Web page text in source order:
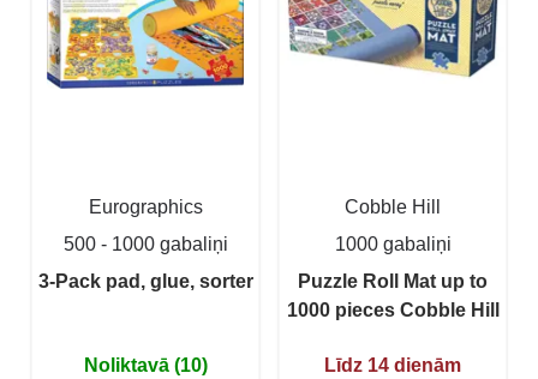
Eurographics
500 - 1000 gabaliņi
3-Pack pad, glue, sorter
Noliktavā (10)
Cobble Hill
1000 gabaliņi
Puzzle Roll Mat up to
1000 pieces Cobble Hill
Līdz 14 dienām